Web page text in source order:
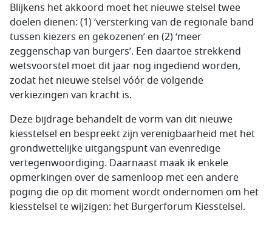
Blijkens het akkoord moet het nieuwe stelsel twee
doelen dienen: (1) ‘versterking van de regionale band
tussen kiezers en gekozenen’ en (2) ‘meer
zeggenschap van burgers’. Een daartoe strekkend
wetsvoorstel moet dit jaar nog ingediend worden,
zodat het nieuwe stelsel vóór de volgende
verkiezingen van kracht is.
Deze bijdrage behandelt de vorm van dit nieuwe
kiesstelsel en bespreekt zijn verenigbaarheid met het
grondwettelijke uitgangspunt van evenredige
vertegenwoordiging. Daarnaast maak ik enkele
opmerkingen over de samenloop met een andere
poging die op dit moment wordt ondernomen om het
kiesstelsel te wijzigen: het Burgerforum Kiesstelsel.